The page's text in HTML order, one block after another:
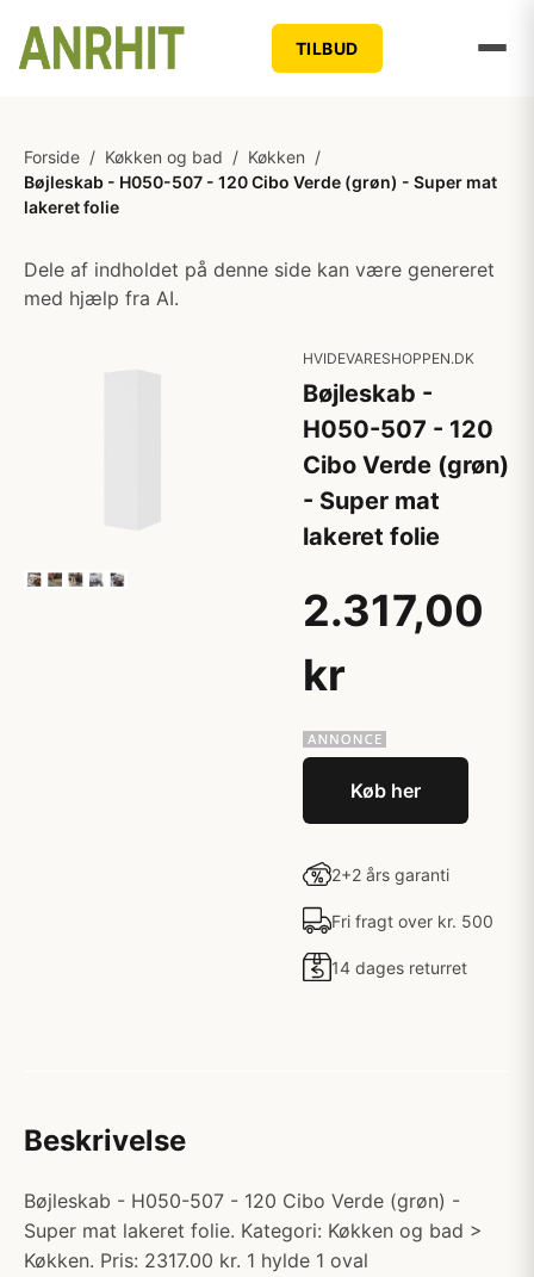
TILBUD
Forside / Køkken og bad / Køkken /
Bøjleskab - H050-507 - 120 Cibo Verde (grøn) - Super mat
lakeret folie
Dele af indholdet på denne side kan være genereret
med hjælp fra AI.
HVIDEVARESHOPPEN.DK
Bøjleskab -
H050-507 - 120
Cibo Verde (grøn)
- Super mat
lakeret folie
2.317,00
kr
Køb her
2+2 års garanti
Fri fragt over kr. 500
14 dages returret
Beskrivelse
Bøjleskab - H050-507 - 120 Cibo Verde (grøn) -
Super mat lakeret folie. Kategori: Køkken og bad >
Køkken. Pris: 2317.00 kr. 1 hylde 1 oval